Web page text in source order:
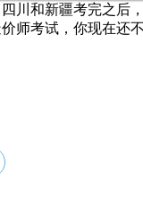
四川和新疆考完之后
师考试，你现在还